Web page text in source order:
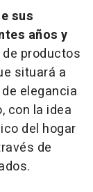
sus
años y
productos
situará a
elegancia
con la idea
del hogar
de